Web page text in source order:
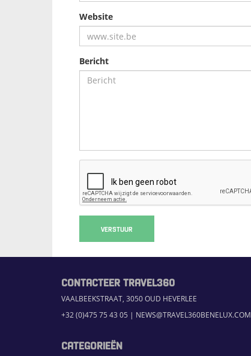
Website
Bericht
VERSTUUR
CONTACTEER TRAVEL360
VAALBEEKSTRAAT, 3050 OUD HEVERLEE
+32 (0)475 75 43 05 | NEWS@TRAVEL360BENELUX.COM
CATEGORIEËN